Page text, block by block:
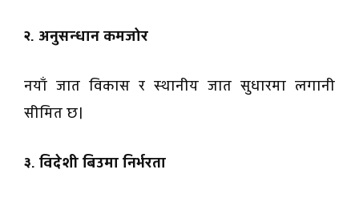
२. अनुसन्धान कमजोर
नयाँ जात विकास र स्थानीय जात सुधारमा लगानी
सीमित छ।
३. विदेशी बिउमा निर्भरता